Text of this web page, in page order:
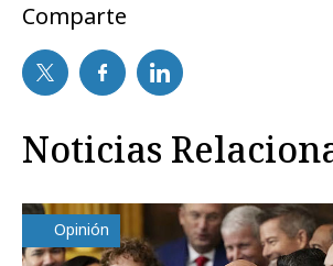
Comparte
Noticias
Opinión